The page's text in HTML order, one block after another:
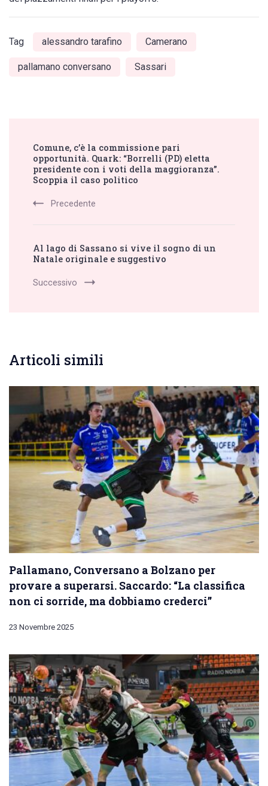
Tag alessandro tarafino Camerano
pallamano conversano Sassari
Navigation
Comune, c’è la commissione pari
opportunità. Quark: “Borrelli (PD) eletta
presidente con i voti della maggioranza”.
Scoppia il caso politico
Precedente
Al lago di Sassano si vive il sogno di un
Natale originale e suggestivo
Successivo
Articoli simili
Pallamano, Conversano a Bolzano per
provare a superarsi. Saccardo: “La classifica
non ci sorride, ma dobbiamo crederci”
23 Novembre 2025